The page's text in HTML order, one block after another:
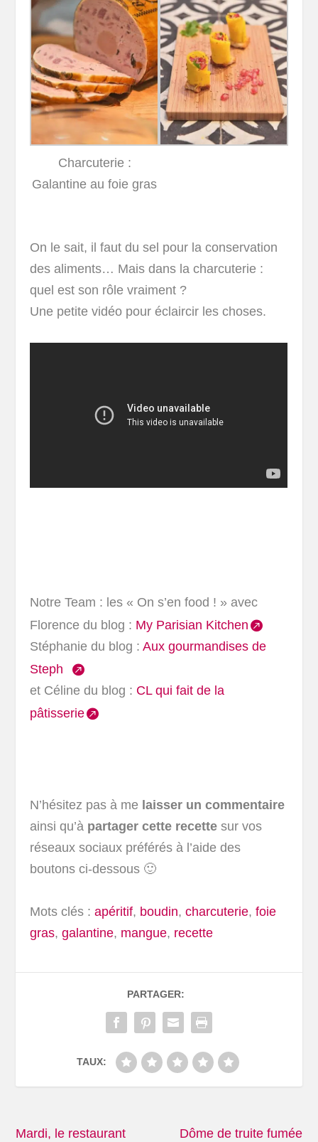
Charcuterie :
Galantine au foie gras
On le sait, il faut du sel pour la conservation
des aliments… Mais dans la charcuterie :
quel est son rôle vraiment ?
Une petite vidéo pour éclaircir les choses.
Notre Team : les « On s’en food ! » avec
Florence du blog : My Parisian Kitchen
Stéphanie du blog : Aux gourmandises de
Steph
et Céline du blog : CL qui fait de la
pâtisserie
N’hésitez pas à me laisser un commentaire
ainsi qu’à partager cette recette sur vos
réseaux sociaux préférés à l’aide des
boutons ci-dessous 🙂
Mots clés : apéritif, boudin,charcuterie,foie
gras,galantine, mangue, recette
PARTAGER:
TAUX:
Mardi, le restaurant
Dôme de truite fumée